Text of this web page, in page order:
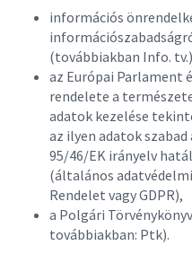
információs
(továbbiakban Info.
az Európai Parlament
rendelete a
adatok kezelése
az ilyen adatok
95/46/EK irányelv
(általános
Rendelet vagy GDPR),
a Polgári
továbbiakban: Ptk).